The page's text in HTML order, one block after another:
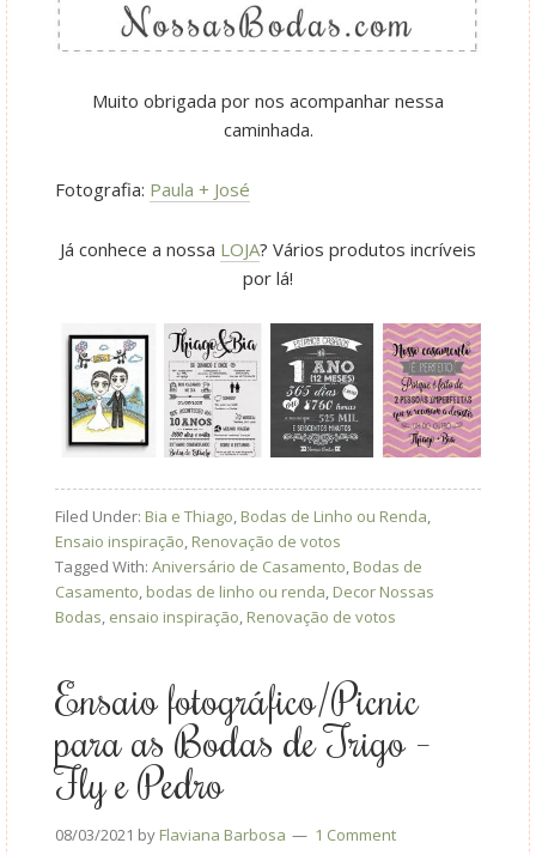
Muito obrigada por nos acompanhar nessa
caminhada.
Fotografia: Paula + José
Já conhece a nossa LOJA? Vários produtos incríveis
por lá!
Filed Under: Bia e Thiago, Bodas de Linho ou Renda,
Ensaio inspiração, Renovação de votos
Tagged With: Aniversário de Casamento, Bodas de
Casamento, bodas de linho ou renda, Decor Nossas
Bodas, ensaio inspiração, Renovação de votos
Ensaio fotográfico/Picnic
para as Bodas de Trigo –
Fly e Pedro
08/03/2021 by Flaviana Barbosa 1 Comment